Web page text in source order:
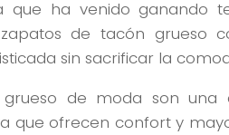
que ha venido ganando
de tacón grueso
sin sacrificar la
de moda son una
que ofrecen confort y